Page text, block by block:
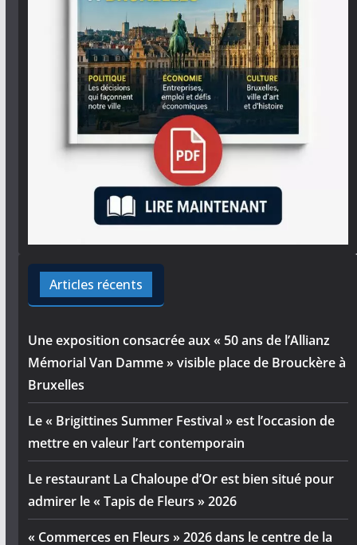
Articles récents
Une exposition consacrée aux « 50 ans de l’Allianz
Mémorial Van Damme » visible place de Brouckère à
Bruxelles
Le « Brigittines Summer Festival » est l’occasion de
mettre en valeur l’art contemporain
Le restaurant La Chaloupe d’Or est bien situé pour
admirer le « Tapis de Fleurs » 2026
« Commerces en Fleurs » 2026 dans le centre de la